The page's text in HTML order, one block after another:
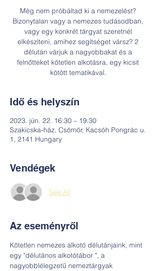
Még nem próbáltad ki a nemezelést?
Bizonytalan vagy a nemezes tudásodban,
vagy egy konkrét tárgyat szeretnél
elkészíteni, amihez segítséget vársz? 2
délután várjuk a nagyobbakat és a
felnőtteket kötetlen alkotásra, egy kicsit
kötött tematikával.
Idő és helyszín
2023. jún. 22. 16:30 – 19:30
Szakicska-ház, Csömör, Kacsóh Pongrác u.
1, 2141 Hungary
Vendégek
See All
Az eseményről
Kötetlen nemezes alkotó délutánjaink, mint
egy "délutános alkotótábor ", a
nagyobblélegzetű nemeztárgyak